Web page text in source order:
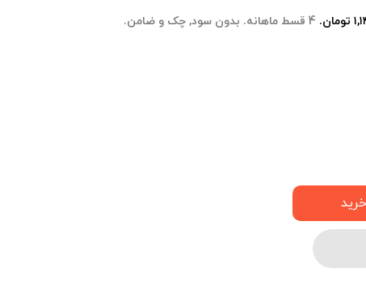
4 قسط ماهانه. بدون سود, چک و ضامن.